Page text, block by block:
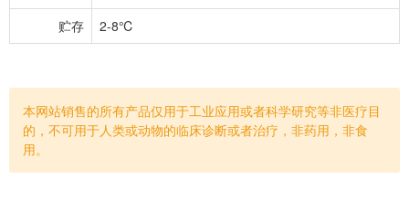
贮存
2-8℃
本网站销售的所有产品仅用于工业应用或者科学研究等非医疗目
的，不可用于人类或动物的临床诊断或者治疗，非药用，非食
用。